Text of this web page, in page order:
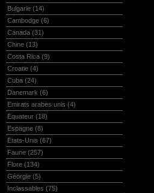
Bulgarie (14)
Cambodge (6)
Canada (31)
Chine (13)
Costa Rica (9)
Croatie (4)
Cuba (24)
Danemark (6)
Emirats arabes unis (4)
Equateur (18)
Espagne (8)
Etats-Unis (67)
Faune (257)
Flore (134)
Géorgie (5)
Inclassables (75)